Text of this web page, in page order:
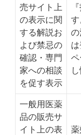
売サイト上
の表示に関
する解説お
よび禁忌の
確認・専門
家への相談
を促す表示
一般用医薬
品の販売サ
イト上の表
薬